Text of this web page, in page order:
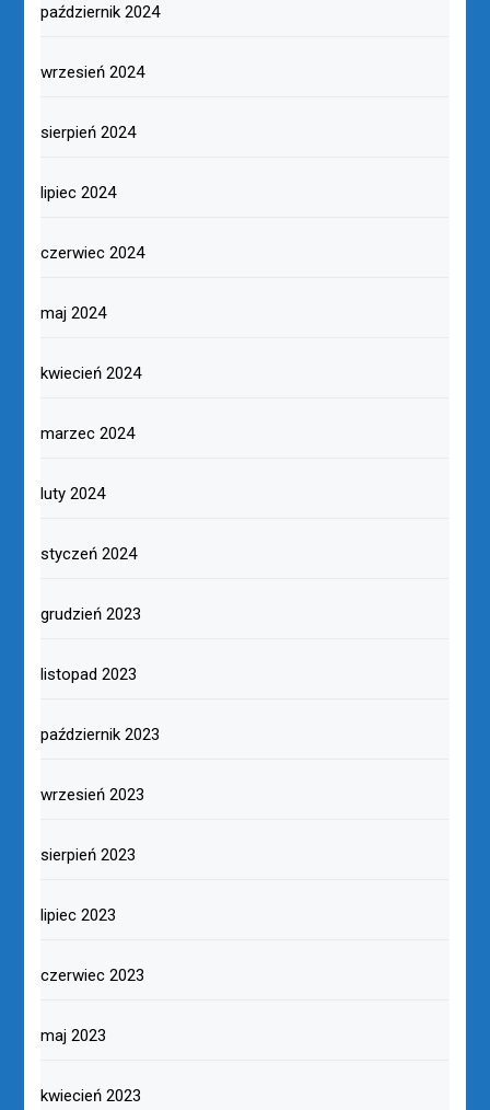
październik 2024
wrzesień 2024
sierpień 2024
lipiec 2024
czerwiec 2024
maj 2024
kwiecień 2024
marzec 2024
luty 2024
styczeń 2024
grudzień 2023
listopad 2023
październik 2023
wrzesień 2023
sierpień 2023
lipiec 2023
czerwiec 2023
maj 2023
kwiecień 2023